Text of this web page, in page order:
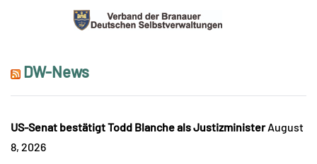
DW-News
US-Senat bestätigt Todd Blanche als Justizminister August
8, 2026